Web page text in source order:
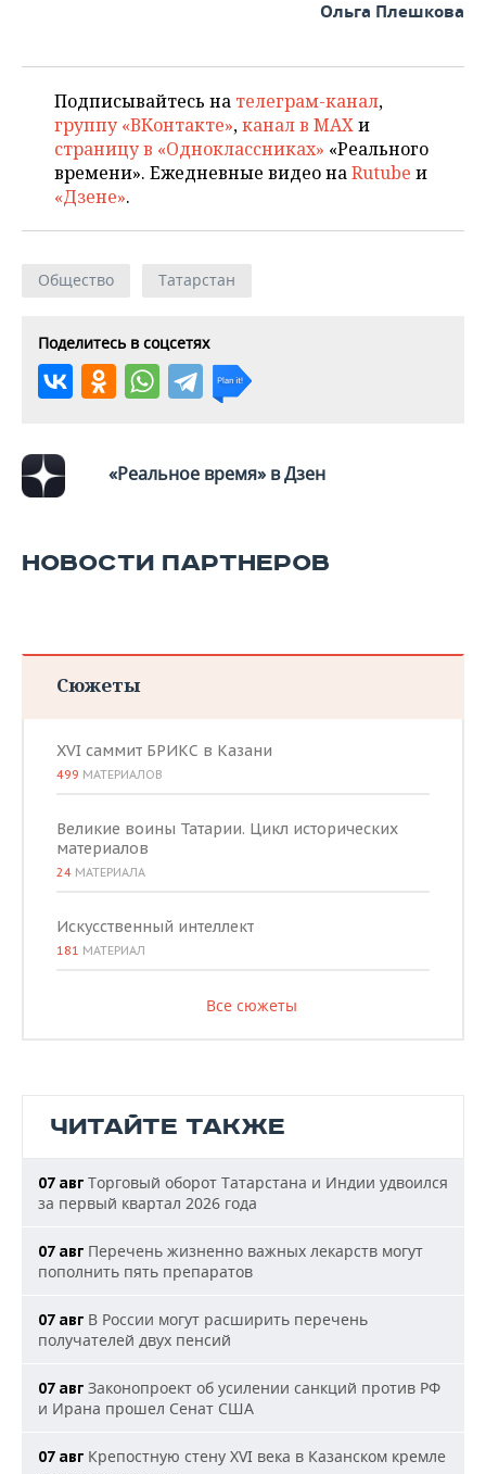
ОТКРЫТАЯ ЛЕКЦИЯ
БАСКЕТБОЛ
ВОЛЕЙБОЛ
КИБЕРСПОРТ
ФИГУРНОЕ КАТАНИЕ
ХОККЕЙ С МЯЧОМ
ИНФРАСТРУКТУРА
ИСТОРИЯ
КУЛЬТУРА
МЕДИЦИНА
ПРОИСШЕСТВИЯ
СПРАВОЧНИК
СПИСОК ПЕРСОН
СПИСОК КОМПАНИЙ
ПОЛНАЯ ВЕРСИЯ
Ольга Плешкова
Подписывайтесь на телеграм-канал,
группу «ВКонтакте»,канал в MAXи
страницу в «Одноклассниках» «Реального
времени». Ежедневные видео наRutube и
«Дзене».
Общество Татарстан
Поделитесь в соцсетях
«Реальное время» в Дзен
НОВОСТИ ПАРТНЕРОВ
Сюжеты
XVI саммит БРИКС в Казани
499 МАТЕРИАЛОВ
Великие воины Татарии. Цикл исторических
материалов
24 МАТЕРИАЛА
Искусственный интеллект
181 МАТЕРИАЛ
Все сюжеты
ЧИТАЙТЕ ТАКЖЕ
07 авг Торговый оборот Татарстана и Индии удвоился
за первый квартал 2026 года
07 авг Перечень жизненно важных лекарств могут
пополнить пять препаратов
07 авг В России могут расширить перечень
получателей двух пенсий
07 авг Законопроект об усилении санкций против РФ
и Ирана прошел Сенат США
07 авг Крепостную стену XVI века в Казанском кремле